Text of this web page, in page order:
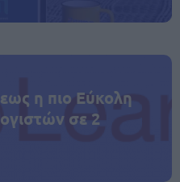
η πιο Εύκολη
σε 2